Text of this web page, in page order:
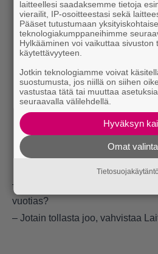
– Eli 2013 tää alko tapahtuu, eli
vuotias?
– Jotain tollasta joo, vahvistaa
laitteellesi saadaksemme tietoja
vierailit, IP-osoitteestasi sekä
Pääset tutustumaan
teknologiakumppaneihimme
Hylkääminen voi vaikuttaa sivuston
käytettävyyteen.
Jotkin teknologiamme voivat
suostumusta, jos niillä on siihen
vastustaa tätä tai muuttaa
seuraavalla välilehdellä.
Hyväksyn
Omat